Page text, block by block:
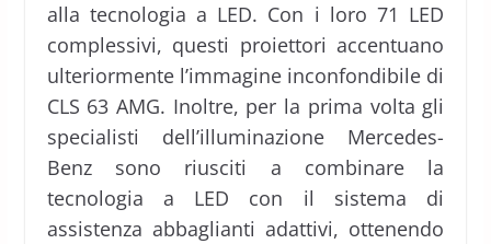
alla tecnologia a LED. Con i loro 71 LED
complessivi, questi proiettori accentuano
ulteriormente l’immagine inconfondibile di
CLS 63 AMG. Inoltre, per la prima volta gli
specialisti dell’illuminazione Mercedes-
Benz sono riusciti a combinare la
tecnologia a LED con il sistema di
assistenza abbaglianti adattivi, ottenendo